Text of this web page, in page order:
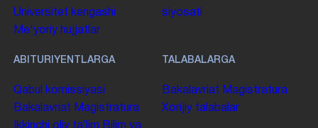
Universitet kengashi
Me'yoriy hujjatlar
siyosati
ABITURIYENTLARGA
Qabul komissiyasi
Bakalavriat Magistratura
Ikkinchi oliy taʼlim Bilim va
TALABALARGA
Bakalavriat Magistratura
Xorijiy talabalar